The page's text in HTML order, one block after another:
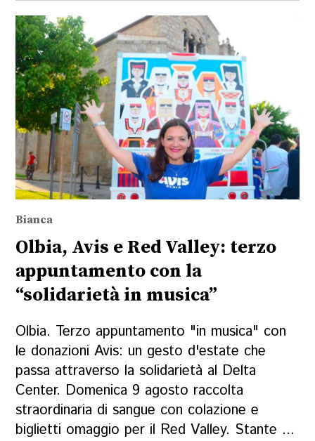
Bianca
Olbia, Avis e Red Valley: terzo
appuntamento con la
“solidarietà in musica”
Olbia. Terzo appuntamento "in musica" con
le donazioni Avis: un gesto d'estate che
passa attraverso la solidarietà al Delta
Center. Domenica 9 agosto raccolta
straordinaria di sangue con colazione e
biglietti omaggio per il Red Valley. Stante ...